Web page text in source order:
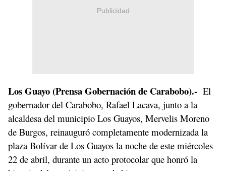
Publicidad
Los Guayo (Prensa Gobernación de Carabobo).- El
gobernador del Carabobo, Rafael Lacava, junto a la
alcaldesa del municipio Los Guayos, Mervelis Moreno
de Burgos, reinauguró completamente modernizada la
plaza Bolívar de Los Guayos la noche de este miércoles
22 de abril, durante un acto protocolar que honró la